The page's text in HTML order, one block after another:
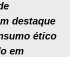
destaque
ético
em